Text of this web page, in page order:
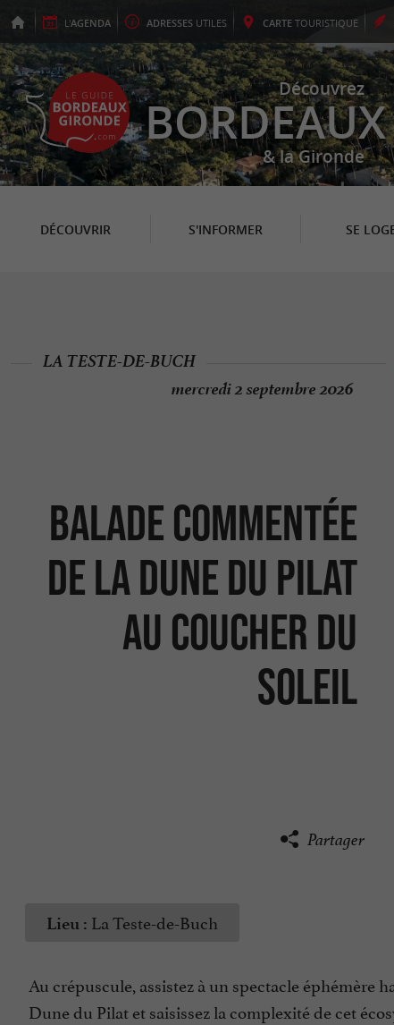
L'AGENDA ADRESSES UTILES CARTE TOURISTIQUE
Découvrez
BORDEAUX
& la Gironde
DÉCOUVRIR S'INFORMER SE
Balade commentée
de la Dune du Pilat
au coucher du
soleil
LA TESTE-DE-BUCH
mercredi 2 septembre 2026
Partager
Lieu : La Teste-de-Buch
Au crépuscule, assistez à un spectacle éphémère
Dune du Pilat et saisissez la complexité de cet